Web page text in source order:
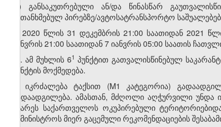
დ) განსაკუთრებული ან/და წინასწარ
შეთანხმებულ პირებზე/ავტოსატრანსპორტო
ე) 2020 წლის 31 დეკემბრის 21:00 საათიდან 2021
იანვრის 21:00 საათიდან 7 იანვრის 05:00 საათის
. ამ მუხლის 6​1 პუნქტით გათვალისწინებულ
პუნქტის მოქმედება.
7. იკრძალება ტაქსით (M1 კატეგორია)
გადაადგილება. ამასთან, მძღოლი აღჭურვილი უნდა
მხარეს საქართველოს ოკუპირებული
სამინისტროს მიერ გაცემული რეკომენდაციების